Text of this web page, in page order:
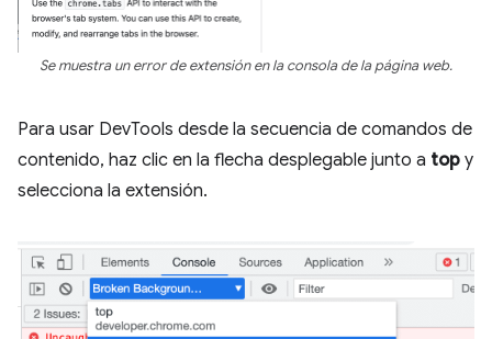
Se muestra un error de extensión en la consola de la página web.
Para usar DevTools desde la secuencia de comandos de
contenido, haz clic en la flecha desplegable junto a top y
selecciona la extensión.